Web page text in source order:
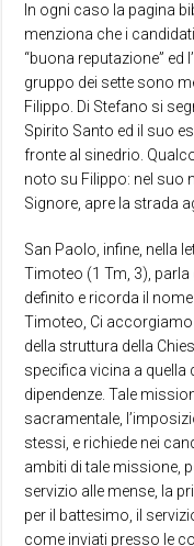
In ogni caso la pagina
menziona che i
“buona reputazione” ed
gruppo dei sette sono
Filippo. Di Stefano si
Spirito Santo ed il suo
fronte al sinedrio.
noto su Filippo: nel suo
Signore, apre la strada
San Paolo, infine, nella
Timoteo (1 Tm, 3),
definito e ricorda il
Timoteo, Ci
della struttura della
specifica vicina a quella
dipendenze. Tale
sacramentale,
stessi, e richiede nei
ambiti di tale missione,
servizio alle mense, la
per il battesimo, il
come inviati presso le